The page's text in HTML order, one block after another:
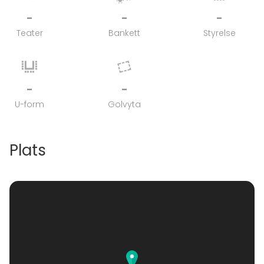
-
Teater
-
Bankett
-
Styrelse
-
U-form
-
Golvyta
Plats